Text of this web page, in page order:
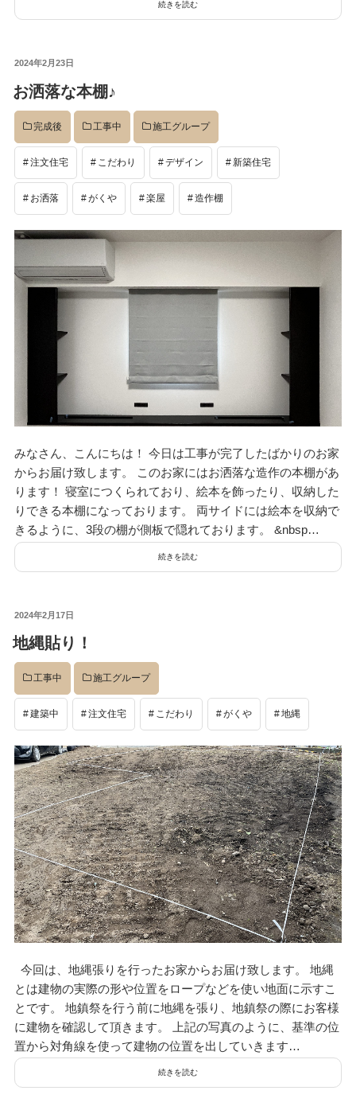
続きを読む
投
日:
2024年2月23日
お洒落な本棚♪
完成後 工事中 施工グループ
注文住宅 こだわり デザイン 新築住宅
お洒落 がくや 楽屋 造作棚
みなさん、こんにちは！ 今日は工事が完了したばかりのお家
からお届け致します。 このお家にはお洒落な造作の本棚があ
ります！ 寝室につくられており、絵本を飾ったり、収納した
りできる本棚になっております。 両サイドには絵本を収納で
きるように、3段の棚が側板で隠れております。 &nbsp…
続きを読む
投
日:
2024年2月17日
地縄貼り！
工事中 施工グループ
建築中 注文住宅 こだわり がくや 地縄
今回は、地縄張りを行ったお家からお届け致します。 地縄
とは建物の実際の形や位置をロープなどを使い地面に示すこ
とです。 地鎮祭を行う前に地縄を張り、地鎮祭の際にお客様
に建物を確認して頂きます。 上記の写真のように、基準の位
置から対角線を使って建物の位置を出していきます…
続きを読む